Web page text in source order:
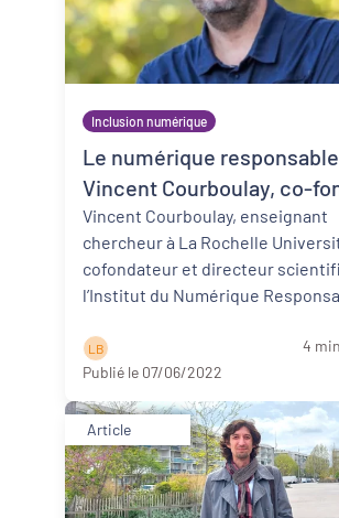
Inclusion numérique
Le numérique
Vincent Courboulay, co-
et directeur scientifique de
l’Institut du Numérique
Responsable (INR)
Vincent Courboulay, enseignant
chercheur à La Rochelle
cofondateur et directeur
l’Institut du Numérique
Lire la suite
L B
4
Publié le 07/06/2022
Article